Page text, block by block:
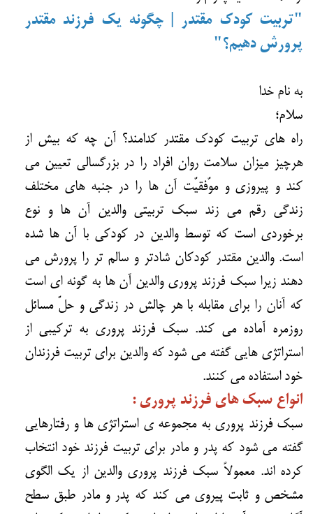
"تربیت کودک مقتدر | چگونه یک فرزند مقتدر
پرورش دهیم؟"
به نام خدا
سلام؛
راه های تربیت کودک مقتدر کدامند؟ آن چه که بیش از
هرچیز میزان سلامت روان افراد را در بزرگسالی تعیین می
کند و پیروزی و موّفقیّت آن ها را در جنبه های مختلف
زندگی رقم می زند سبک تربیتی والدین آن ها و نوع
برخوردی است که توسط والدین در کودکی با آن ها شده
است. والدین مقتدر کودکان شادتر و سالم تر را پرورش می
دهند زیرا سبک فرزند پروری والدین آن ها به گونه ای است
که آنان را برای مقابله با هر چالش در زندگی و حلّ مسائل
روزمره آماده می کند. سبک فرزند پروری به ترکیبی از
استراتژی هایی گفته می شود که والدین برای تربیت فرزندان
خود استفاده می کنند.
انواع سبک های فرزند پروری :
سبک فرزند پروری به مجموعه ی استراتژی ها و رفتارهایی
گفته می شود که پدر و مادر برای تربیت فرزند خود انتخاب
کرده اند. معمولاً سبک فرزند پروری والدین از یک الگوی
مشخص و ثابت پیروی می کند که پدر و مادر طبق سطح